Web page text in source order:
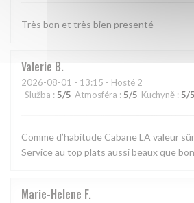
Très bon et très bien presenté
Valerie B
2026-08-01 - 13:15 - Hosté 2
Služba : 5/5 Atmosféra : 5/5 Kuchyně : 5/5
Comme d’habitude Cabane LA valeur
Service au top plats aussi beaux que
Marie-Helene F